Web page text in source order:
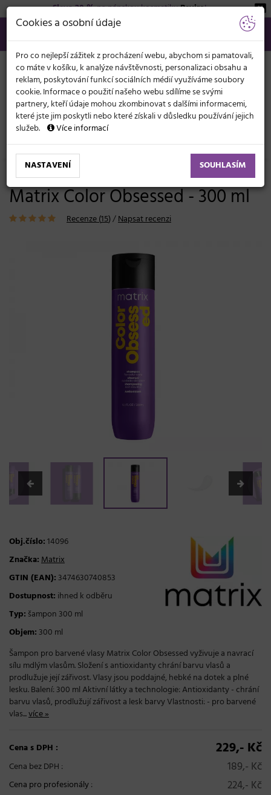
Sleva 20 %na pánskou kosmetikuBeviro!
566 440 099
info@svetkadernictvi.cz
Po−pá: 8−17
Vše o nákupu Kč
KATEGORIE
MENU
Vlasová kosmetika Šampony Barvené, melírované a blond
Šampon pro barvené vlasy
Matrix Color Obsessed - 300 ml
Recenze (15)/Napsat recenzi
Obj.číslo:14096
Značka:Matrix
GTIN (EAN): 3474630740853
Dostupnost: ihned k odběru
Typ: šampon 300 ml
Objem: 300 ml
Šampon pro barvené vlasy Matrix Color Obsessed vyživuje a navrací
sílu mdlým vlasům. Složení s antioxidanty chrání barvu vlasů a
prodlužuje její zářivost. Vlasy jsou poddajné, hebké na dotek a plné
lesku. Balení: 300 ml Aktivní látky a technologie: Antioxidanty - chrání
barvu vlasů, prodlužují zářivost a lesk barvy Vlastnosti: - pro barvené
vlas...více »
Cena s DPH : 229,- Kč
Cena bez DPH : 189,- Kč
Cena pro profesionály: 224,- Kč
Cookies a osobní údaje
Pro co nejlepší zážitek z procházení webu, abychom si pamatovali,
co máte v košíku, k analýze návštěvnosti, personalizaci obsahu a
reklam, poskytování funkcí sociálních médií využíváme soubory
cookie. Informace o použití našeho webu sdílíme se svými
partnery, kteří údaje mohou zkombinovat s dalšími informacemi,
které jste jim poskytli nebo které získali v důsledku používání jejich
služeb.
Více informací
NASTAVENÍ SOUHLASÍM